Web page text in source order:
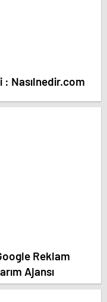
: Nasılnedir.com
Ajansı